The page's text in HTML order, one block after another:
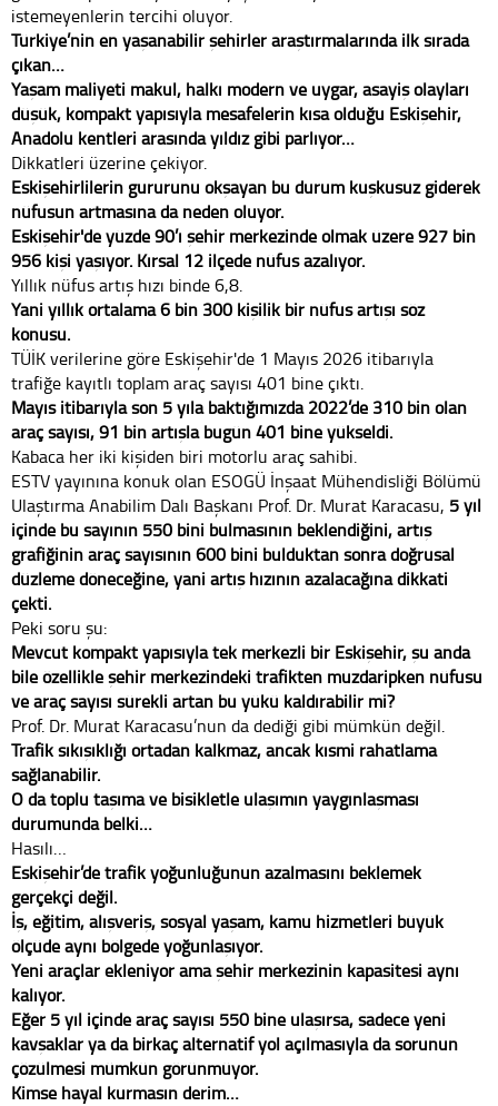
istemeyenlerin tercihi oluyor.
Türkiye’nin en yaşanabilir şehirler araştırmalarında ilk sırada
çıkan…
Yaşam maliyeti makul, halkı modern ve uygar, asayiş olayları
düşük, kompakt yapısıyla mesafelerin kısa olduğu Eskişehir,
Anadolu kentleri arasında yıldız gibi parlıyor…
Dikkatleri üzerine çekiyor.
Eskişehirlilerin gururunu okşayan bu durum kuşkusuz giderek
nüfusun artmasına da neden oluyor.
Eskişehir'de yüzde 90’ı şehir merkezinde olmak üzere 927 bin
956 kişi yaşıyor. Kırsal 12 ilçede nüfus azalıyor.
Yıllık nüfus artış hızı binde 6,8.
Yani yıllık ortalama 6 bin 300 kişilik bir nüfus artışı söz
konusu.
TÜİK verilerine göre Eskişehir'de 1 Mayıs 2026 itibarıyla
trafiğe kayıtlı toplam araç sayısı 401 bine çıktı.
Mayıs itibarıyla son 5 yıla baktığımızda 2022’de 310 bin olan
araç sayısı, 91 bin artışla bugün 401 bine yükseldi.
Kabaca her iki kişiden biri motorlu araç sahibi.
ESTV yayınına konuk olan ESOGÜ İnşaat Mühendisliği Bölümü
Ulaştırma Anabilim Dalı Başkanı Prof. Dr. Murat Karacasu, 5 yıl
içinde bu sayının 550 bini bulmasının beklendiğini, artış
grafiğinin araç sayısının 600 bini bulduktan sonra doğrusal
düzleme döneceğine, yani artış hızının azalacağına dikkati
çekti.
Peki soru şu:
Mevcut kompakt yapısıyla tek merkezli bir Eskişehir, şu anda
bile özellikle şehir merkezindeki trafikten muzdaripken nüfusu
ve araç sayısı sürekli artan bu yükü kaldırabilir mi?
Prof. Dr. Murat Karacasu’nun da dediği gibi mümkün değil.
Trafik sıkışıklığı ortadan kalkmaz, ancak kısmi rahatlama
sağlanabilir.
O da toplu taşıma ve bisikletle ulaşımın yaygınlaşması
durumunda belki…
Hasılı…
Eskişehir’de trafik yoğunluğunun azalmasını beklemek
gerçekçi değil.
İş, eğitim, alışveriş, sosyal yaşam, kamu hizmetleri büyük
ölçüde aynı bölgede yoğunlaşıyor.
Yeni araçlar ekleniyor ama şehir merkezinin kapasitesi aynı
kalıyor.
Eğer 5 yıl içinde araç sayısı 550 bine ulaşırsa, sadece yeni
kavşaklar ya da birkaç alternatif yol açılmasıyla da sorunun
çözülmesi mümkün görünmüyor.
Kimse hayal kurmasın derim…